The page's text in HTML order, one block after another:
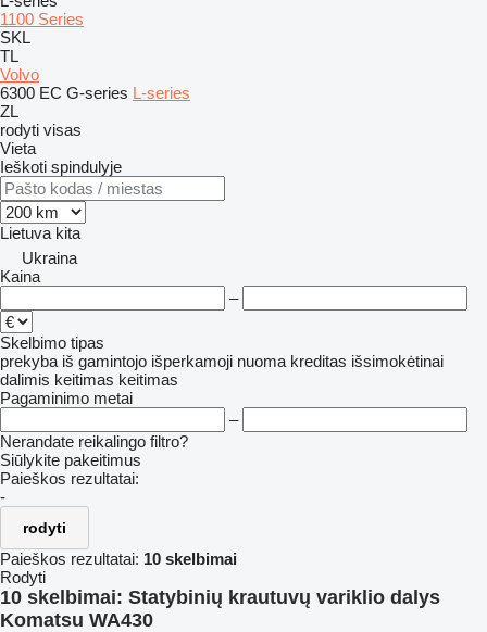
1100 Series
SKL
TL
Volvo
6300 EC G-series L-series
ZL
rodyti visas
Vieta
Ieškoti spindulyje
Lietuva kita
Ukraina
Kaina
–
Skelbimo tipas
prekyba iš gamintojo išperkamoji nuoma kreditas išsimokėtinai
dalimis keitimas keitimas
Pagaminimo metai
–
Nerandate reikalingo filtro?
Siūlykite pakeitimus
Paieškos rezultatai:
-
rodyti
Paieškos rezultatai: 10 skelbimai
Rodyti
10 skelbimai: Statybinių krautuvų variklio dalys
Komatsu WA430